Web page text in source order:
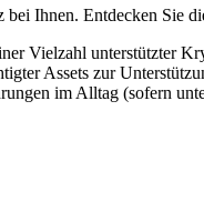
Ihnen. Entdecken Sie
Vielzahl unterstützter
Assets zur
im Alltag (sofern